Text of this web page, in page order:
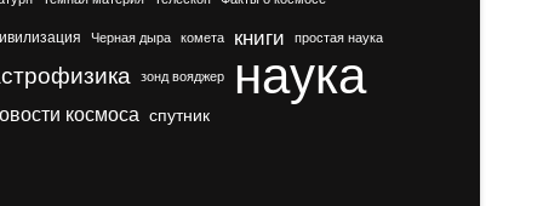
Черная дыра комета книги простая наука
зонд вояджер наука
космоса спутник